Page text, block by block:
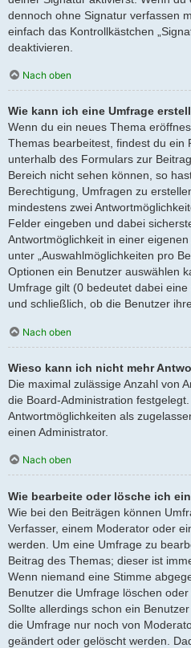
dennoch ohne Signatur verfassen
einfach das Kontrollkästchen
deaktivieren.
Nach oben
Wie kann ich eine Umfrage
Wenn du ein neues Thema
Themas bearbeitest, findest du ein
unterhalb des Formulars zur
Bereich nicht sehen können, so
Berechtigung, Umfragen zu
mindestens zwei
Felder eingeben und dabei
Antwortmöglichkeit in einer
unter „Auswahlmöglichkeiten pro
Optionen ein Benutzer auswählen
Umfrage gilt (0 bedeutet dabei
und schließlich, ob die Benutzer
Nach oben
Wieso kann ich nicht mehr
Die maximal zulässige Anzahl von
die Board-Administration
Antwortmöglichkeiten als
einen Administrator.
Nach oben
Wie bearbeite oder lösche ich
Wie bei den Beiträgen können
Verfasser, einem Moderator oder
werden. Um eine Umfrage zu
Beitrag des Themas; dieser ist
Wenn niemand eine Stimme
Benutzer die Umfrage löschen
Sollte allerdings schon ein
die Umfrage nur noch von
geändert oder gelöscht werden.